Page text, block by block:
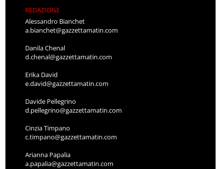
REDAZIONE
Alessandro Bianchet
a.bianchet@gazzettamatin.com
Danila Chenal
d.chenal@gazzettamatin.com
Erika David
e.david@gazzettamatin.com
Davide Pellegrino
d.pellegrino@gazzettamatin.com
Cinzia Timpano
c.timpano@gazzettamatin.com
Arianna Papalia
a.papalia@gazzettamatin.com